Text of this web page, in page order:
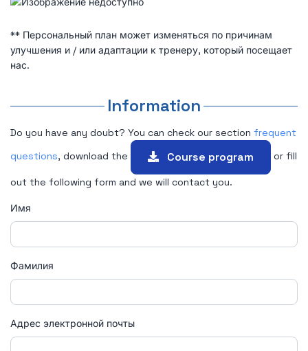
** Персональный план может изменяться по причинам
улучшения и / или адаптации к тренеру, который посещает
нас.
Information
Do you have any doubt? You can check our section frequent
questions, download the Course program or fill
out the following form and we will contact you.
Имя
Фамилия
Адрес электронной почты